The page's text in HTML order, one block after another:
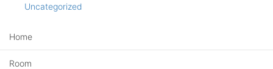
Uncategorized
Home
Room